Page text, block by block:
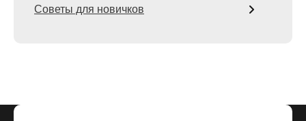
Советы для новичков